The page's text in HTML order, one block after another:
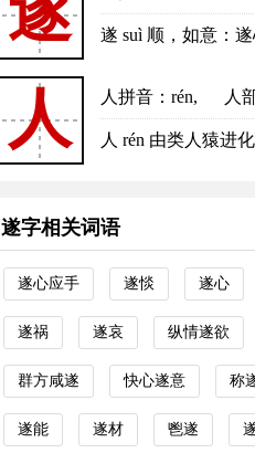
遂 suì 顺，如意：
人 人拼音 ：rén, 人
人 rén 由类人猿进
遂字相关词语
遂心应手 遂惔 遂心
遂祸 遂哀 纵情遂欲
群方咸遂 快心遂意 称
遂能 遂材 鬯遂